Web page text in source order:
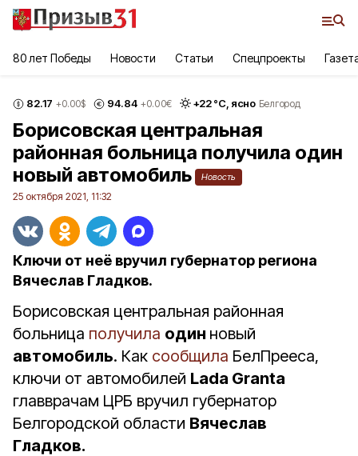
80 лет Победы Новости Статьи Спецпроекты
82.17 +0.00$ 94.84 +0.00€ +22°С, ясно Белгород
Борисовская центральная
районная больница получила один
новый автомобиль
Новость
25 октября 2021, 11:32
Ключи от неё вручил губернатор региона
Вячеслав Гладков.
Борисовская центральная районная
больница получила один новый
автомобиль. Как сообщила БелПрееса,
ключи от автомобилей Lada Granta
главврачам ЦРБ вручил губернатор
Белгородской области Вячеслав
Гладков.